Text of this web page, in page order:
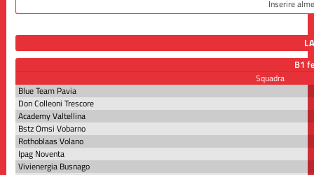
B1
Squadra
Blue Team Pavia
Don Colleoni Trescore
Academy Valtellina
Bstz Omsi Vobarno
Rothoblaas Volano
Ipag Noventa
Vivienergia Busnago